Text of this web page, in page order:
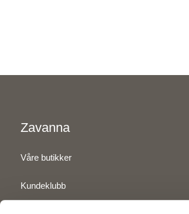
Zavanna
Våre butikker
Kundeklubb